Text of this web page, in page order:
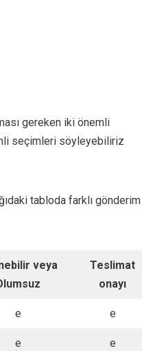
gereken iki önemli
seçimleri söyleyebiliriz
tabloda farklı gönderim
veya
Teslimat
onayı
e e
e e